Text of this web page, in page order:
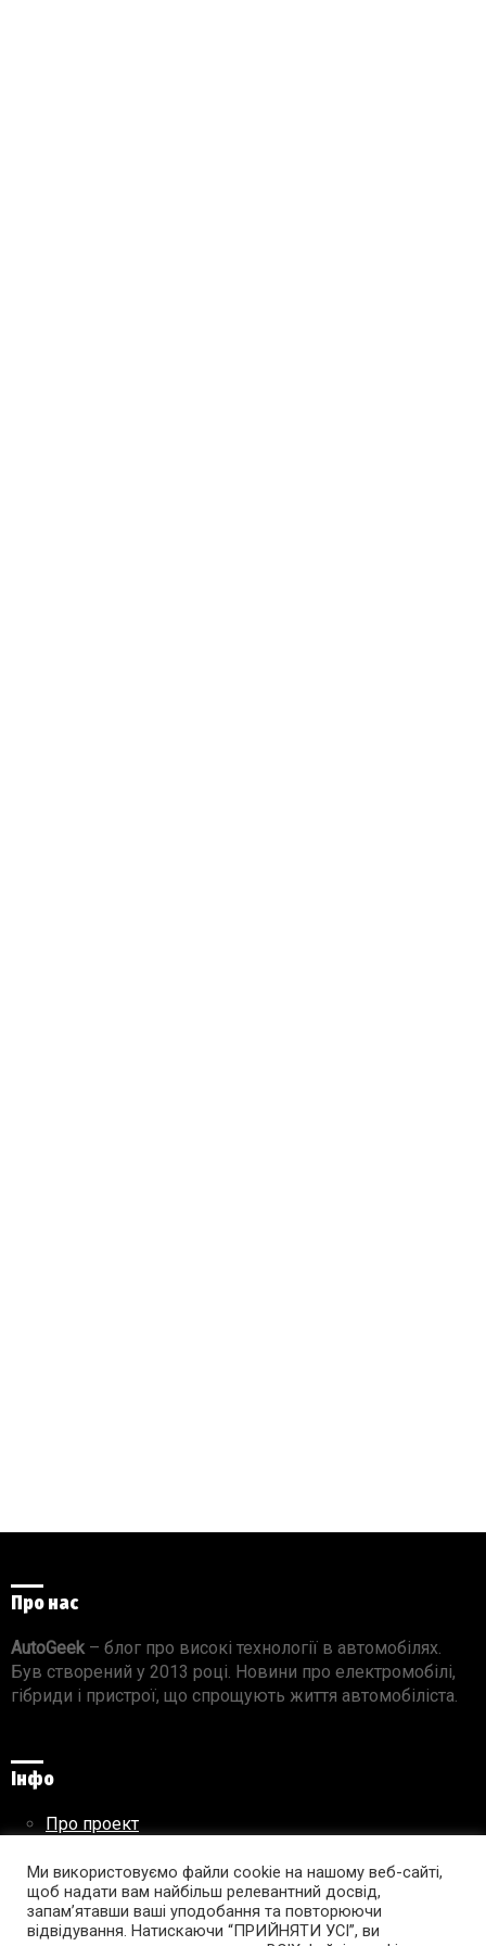
Про нас
AutoGeek– блог про високі технології в автомобілях.
Був створений у 2013 році. Новини про електромобілі,
гібриди і пристрої, що спрощують життя автомобіліста.
Інфо
Про проект
Правила використання матеріалів
Ми використовуємо файли cookie на нашому веб-сайті,
щоб надати вам найбільш релевантний досвід,
запам’ятавши ваші уподобання та повторюючи
відвідування. Натискаючи “ПРИЙНЯТИ УСІ”, ви